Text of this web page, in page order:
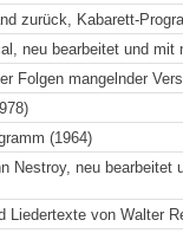
zurück, Kabarett-
neu bearbeitet und mit
Folgen mangelnder
(1964)
Nestroy, neu
Liedertexte von Walter